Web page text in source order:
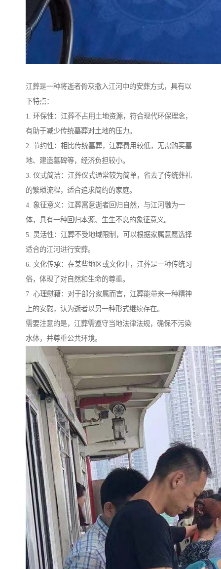
江葬是一种将逝者骨灰撒入江河中的安葬方式，具有以
下特点：
1. 环保性：江葬不占用土地资源，符合现代环保理念，
有助于减少传统墓葬对土地的压力。
2. 节约性：相比传统墓葬，江葬费用较低，无需购买墓
地、建造墓碑等，经济负担较小。
3. 仪式简洁：江葬仪式通常较为简单，省去了传统葬礼
的繁琐流程，适合追求简约的家庭。
4. 象征意义：江葬寓意逝者回归自然，与江河融为一
体，具有一种回归本源、生生不息的象征意义。
5. 灵活性：江葬不受地域限制，可以根据家属意愿选择
适合的江河进行安葬。
6. 文化传承：在某些地区或文化中，江葬是一种传统习
俗，体现了对自然和生命的尊重。
7. 心理慰藉：对于部分家属而言，江葬能带来一种精神
上的安慰，认为逝者以另一种形式继续存在。
需要注意的是，江葬需遵守当地法律法规，确保不污染
水体，并尊重公共环境。